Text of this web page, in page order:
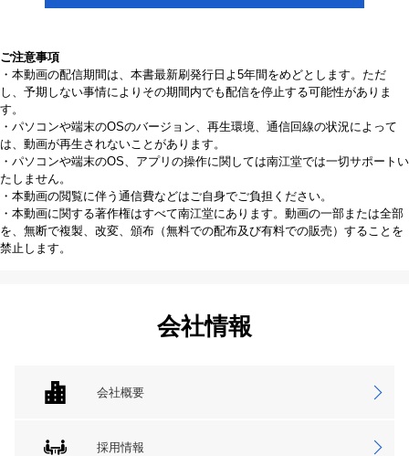
ご注意事項
・本動画の配信期間は、本書最新刷発行日よ5年間をめどとします。ただ
し、予期しない事情によりその期間内でも配信を停止する可能性がありま
す。
・パソコンや端末のOSのバージョン、再生環境、通信回線の状況によって
は、動画が再生されないことがあります。
・パソコンや端末のOS、アプリの操作に関しては南江堂では一切サポートい
たしません。
・本動画の閲覧に伴う通信費などはご自身でご負担ください。
・本動画に関する著作権はすべて南江堂にあります。動画の一部または全部
を、無断で複製、改変、頒布（無料での配布及び有料での販売）することを
禁止します。
会社情報
会社概要
採用情報